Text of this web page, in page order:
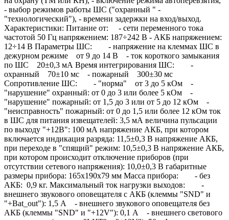
- выбор режимов работы ШС ("охранный " -
"технологический"), - времени задержки на вход/выход.
Характеристики: Питание от: - сети переменного тока
частотой 50 Гц напряжением: 187÷242 В - АКБ напряжением:
12÷14 В Параметры ШС: - напряжение на клеммах ШС в
дежурном режиме от 9 до 14 В - ток короткого замыкания
по ШС 20±0,3 мА Время интегрирования ШС: -
охранный 70±10 мс - пожарный 300±30 мс
Сопротивление ШС: - "норма" от 3 до 5 кОм -
"нарушение" охранный: от 0 до 3 или более 5 кОм -
"нарушение" пожарный: от 1,5 до 3 или от 5 до 12 кОм -
"неисправность" пожарный: от 0 до 1,5 или более 12 кОм ток
в ШС для питания извещателей: 3,5 мА величина пульсации
по выходу "+12В": 100 мА напряжение АКБ, при котором
включается индикация разряда: 11,5±0,3 В напряжение АКБ,
при переходе в "спящий" режим: 10,5±0,3 В напряжение АКБ,
при котором происходит отключение приборов (при
отсутствии сетевого напряжения): 10,0±0,3 В габаритные
размеры прибора: 165х190х79 мм Масса прибора: - без
АКБ: 0,9 кг. Максимальный ток нагрузки выходов: -
внешнего звукового оповещателя с АКБ (клеммы "SND" и
"+Bat_out"): 1,5 А - внешнего звукового оповещателя без
АКБ (клеммы "SND" и "+12V"): 0,1 А - внешнего светового